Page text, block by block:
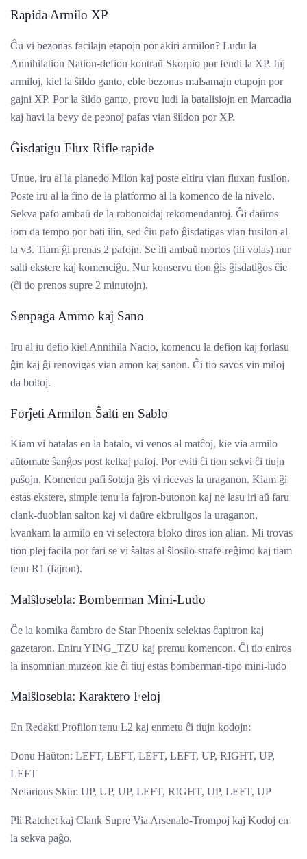
Rapida Armilo XP
Ĉu vi bezonas facilajn etapojn por akiri armilon? Ludu la
Annihilation Nation-defion kontraŭ Skorpio por fendi la XP. Iuj
armiloj, kiel la ŝildo ganto, eble bezonas malsamajn etapojn por
gajni XP. Por la ŝildo ganto, provu ludi la batalisiojn en Marcadia
kaj havi la bevy de peonoj pafas vian ŝildon por XP.
Ĝisdatigu Flux Rifle rapide
Unue, iru al la planedo Milon kaj poste eltiru vian fluxan fusilon.
Poste iru al la fino de la platformo al la komenco de la nivelo.
Sekva pafo ambaŭ de la robonoidaj rekomendantoj. Ĝi daŭros
iom da tempo por bati ilin, sed ĉiu pafo ĝisdatigas vian fusilon al
la v3. Tiam ĝi prenas 2 pafojn. Se ili ambaŭ mortos (ili volas) nur
salti ekstere kaj komenciĝu. Nur konservu tion ĝis ĝisdatiĝos ĉie
(ĉi tio prenos supre 2 minutojn).
Senpaga Ammo kaj Sano
Iru al iu defio kiel Annihila Nacio, komencu la defion kaj forlasu
ĝin kaj ĝi renovigas vian amon kaj sanon. Ĉi tio savos vin miloj
da boltoj.
Forĵeti Armilon Ŝalti en Sablo
Kiam vi batalas en la batalo, vi venos al matĉoj, kie via armilo
aŭtomate ŝanĝos post kelkaj pafoj. Por eviti ĉi tion sekvi ĉi tiujn
paŝojn. Komencu pafi ŝotojn ĝis vi ricevas la uraganon. Kiam ĝi
estas ekstere, simple tenu la fajron-butonon kaj ne lasu iri aŭ faru
clank-duoblan salton kaj vi daŭre ekbruligos la uraganon,
kvankam la armilo en vi selectora bloko diros ion alian. Mi trovas
tion plej facila por fari se vi ŝaltas al ŝlosilo-strafe-reĝimo kaj tiam
tenu R1 (fajron).
Malŝlosebla: Bomberman Mini-Ludo
Ĉe la komika ĉambro de Star Phoenix selektas ĉapitron kaj
gazetaron. Eniru YING_TZU kaj premu komencon. Ĉi tio eniros
la insomnian muzeon kie ĉi tiuj estas bomberman-tipo mini-ludo
Malŝlosebla: Karaktero Feloj
En Redakti Profilon tenu L2 kaj enmetu ĉi tiujn kodojn:
Donu Haŭton: LEFT, LEFT, LEFT, LEFT, UP, RIGHT, UP,
LEFT
Nefarious Skin: UP, UP, UP, LEFT, RIGHT, UP, LEFT, UP
Pli Ratchet kaj Clank Supre Via Arsenalo-Trompoj kaj Kodoj en
la sekva paĝo.